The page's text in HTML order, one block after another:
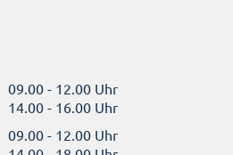
09.00 - 12.00 Uhr
14.00 - 16.00 Uhr
09.00 - 12.00 Uhr